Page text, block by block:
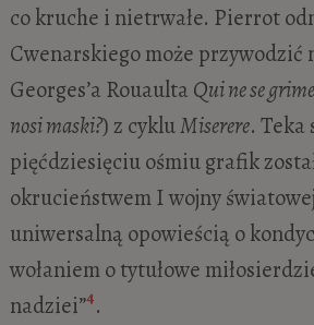
co kruche i nietrwałe. Pierrot
Cwenarskiego może przywodzić
Georges’a RouaultaQui ne se
nosi maski?) z cykluMiserere. Teka
pięćdziesięciu ośmiu grafik
okrucieństwem I wojny
uniwersalną opowieścią o
wołaniem o tytułowe
nadziei”4.